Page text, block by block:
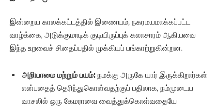
இன்றைய காலக்கட்டத்தில் இணையம், நகரமயமாக்கப்பட்ட
வாழ்க்கை, அடுக்குமாடிக் குடியிருப்புக் கலாசாரம் ஆகியவை
இந்த உறவைச் சிதைப்பதில் முக்கியப் பங்காற்றுகின்றன.
அறியாமை மற்றும் பயம்: நமக்கு அருகே யார் இருக்கிறார்கள்
என்பதைத் தெரிந்துகொள்வதற்குப் பதிலாக, நம்முடைய
வாசலில் ஒரு கேமராவை வைத்துக்கொள்வதையே